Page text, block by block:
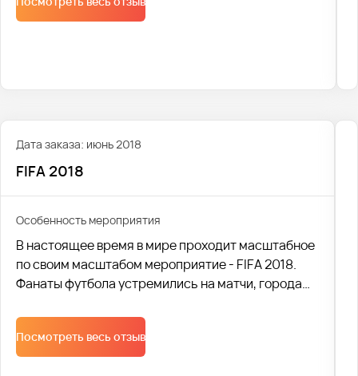
Осуществление транспортных перевозок взяла
на себя компания Автобус1.
Дата заказа: июнь 2018
FIFA 2018
Особенность мероприятия
В настоящее время в мире проходит масштабное
по своим масштабом мероприятие - FIFA 2018.
Фанаты футбола устремились на матчи, города
событием необходима качественная перевозка и
наличие комфортабельного сервиса.
Посмотреть весь отзыв